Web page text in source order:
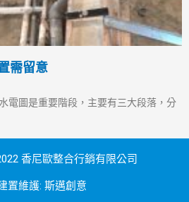
需留意
電圖是重要階段，主要有三大段落，分
香尼歐整合行銷有限公司
置維護: 斯邁創意